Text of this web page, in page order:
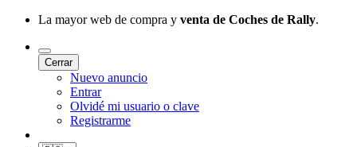
La mayor web de compra y venta de Coches de Rally.
Cerrar
Nuevo anuncio
Entrar
Olvidé mi usuario o clave
Registrarme